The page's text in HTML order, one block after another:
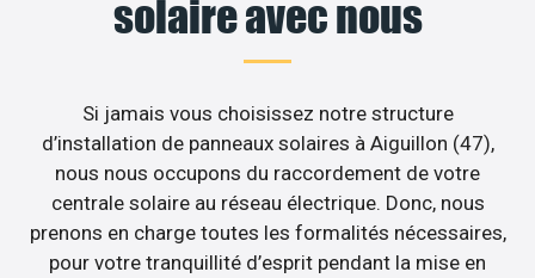
solaire avec nous
Si jamais vous choisissez notre structure
d’installation de panneaux solaires à Aiguillon (47),
nous nous occupons du raccordement de votre
centrale solaire au réseau électrique. Donc, nous
prenons en charge toutes les formalités nécessaires,
pour votre tranquillité d’esprit pendant la mise en